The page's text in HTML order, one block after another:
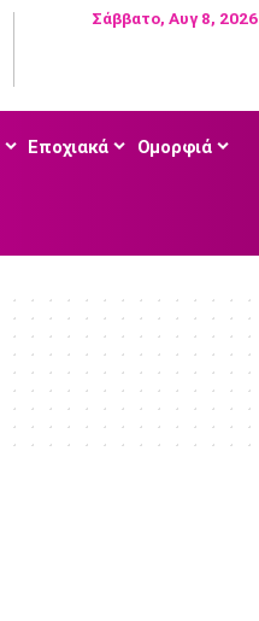
Σάββατο, Αυγ 8, 2026
Εποχιακά Ομορφιά